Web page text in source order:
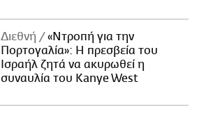
Διεθνή
«Ντροπή για την
Πορτογαλία»: Η πρεσβεία του
Ισραήλ ζητά να ακυρωθεί η
συναυλία του Kanye West